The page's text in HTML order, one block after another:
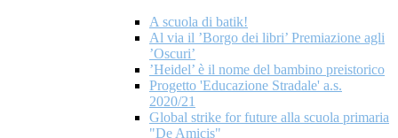
A scuola di batik!
Al via il ’Borgo dei libri’ Premiazione agli
’Oscuri’
’Heidel’ è il nome del bambino preistorico
Progetto 'Educazione Stradale' a.s.
2020/21
Global strike for future alla scuola primaria
"De Amicis"